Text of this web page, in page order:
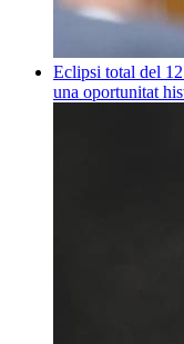
Eclipsi total del
una oportunitat